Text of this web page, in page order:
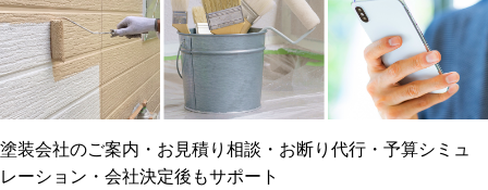
ご近所トラブルに
賠償保険
防水工事
塗装会社のご案内・お見積り相談・お断り代行・予算シミュ
レーション・会社決定後もサポート